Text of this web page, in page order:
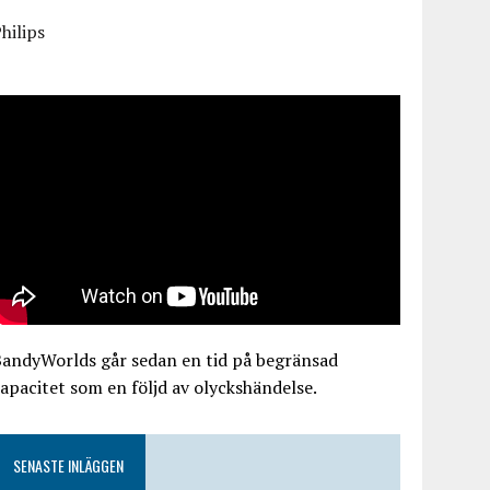
går sedan en tid på begränsad
som en följd av olyckshändelse.
SENASTE INLÄGGEN